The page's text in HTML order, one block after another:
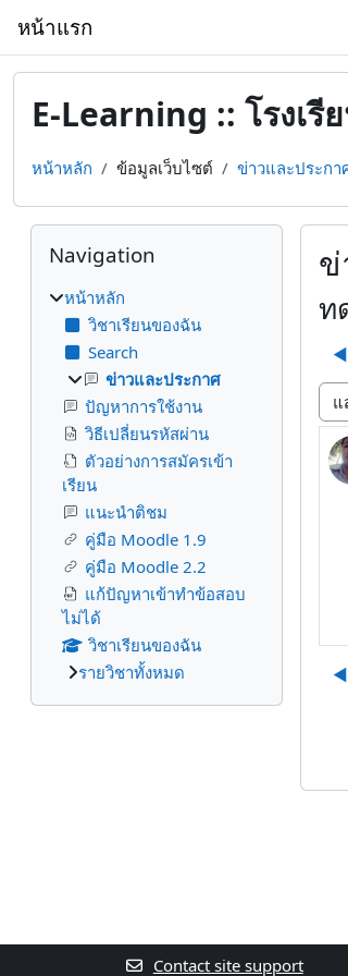
หน้าแรก
E-Learning :: โรงเรี
หน้าหลัก ข้อมูลเว็บไซต์ ข่าวและประกา
ข่
ท
◀︎
◀︎
บล็อค
ข้าม {$ a}
Navigation
หน้าหลัก
วิชาเรียนของฉัน
Search
ข่าวและประกาศ
ปัญหาการใช้งาน
วิธีเปลี่ยนรหัสผ่าน
ตัวอย่างการสมัครเข้า
เรียน
แนะนำติชม
คู่มือ Moodle 1.9
คู่มือ Moodle 2.2
แก้ปัญหาเข้าทำข้อสอบ
ไม่ได้
วิชาเรียนของฉัน
รายวิชาทั้งหมด
Contact site support